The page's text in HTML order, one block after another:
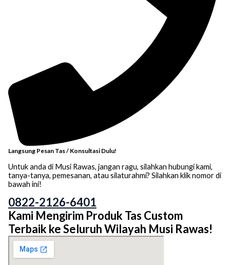
Langsung Pesan Tas / Konsultasi Dulu!
Untuk anda di Musi Rawas, jangan ragu, silahkan hubungi kami,
tanya-tanya, pemesanan, atau silaturahmi? Silahkan klik nomor di
bawah ini!
0822-2126-6401
Kami Mengirim Produk Tas Custom
Terbaik ke Seluruh Wilayah Musi Rawas!